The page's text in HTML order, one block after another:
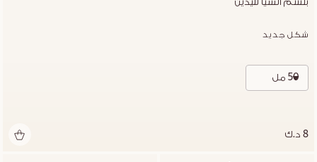
شكل جديد
50 مل
8 د.ك